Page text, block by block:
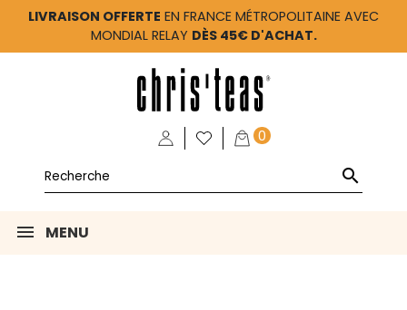
LIVRAISON OFFERTE EN FRANCE MÉTROPOLITAINE AVEC
MONDIAL RELAY DÈS 45€ D'ACHAT.
0

MENU